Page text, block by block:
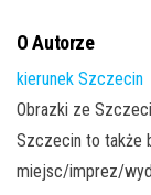
O Autorze
kierunek Szczecin
Obrazki ze
Szczecin to także
miejsc/imprez/